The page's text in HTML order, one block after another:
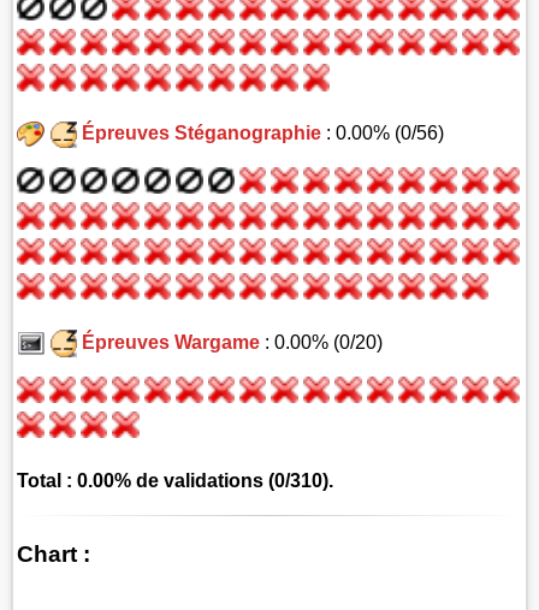
Épreuves Stéganographie: 0.00% (0/56)
Épreuves Wargame: 0.00% (0/20)
Total : 0.00% de validations (0/310).
Chart :